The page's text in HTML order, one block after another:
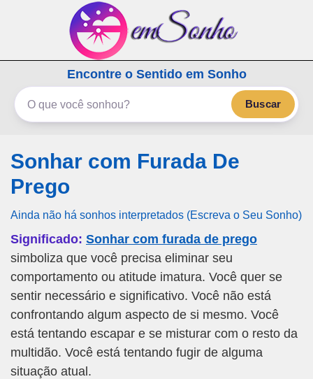
emSonho.com
Os sonhos significam mais
Encontre o Sentido em Sonho
Buscar
Sonhar com Furada De
Prego
Ainda não há sonhos interpretados (Escreva o Seu Sonho)
Significado: Sonhar com furada de prego
simboliza que você precisa eliminar seu
comportamento ou atitude imatura. Você quer se
sentir necessário e significativo. Você não está
confrontando algum aspecto de si mesmo. Você
está tentando escapar e se misturar com o resto da
multidão. Você está tentando fugir de alguma
situação atual.